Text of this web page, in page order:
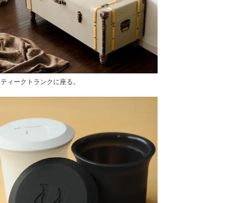
ィークトランクに座る。